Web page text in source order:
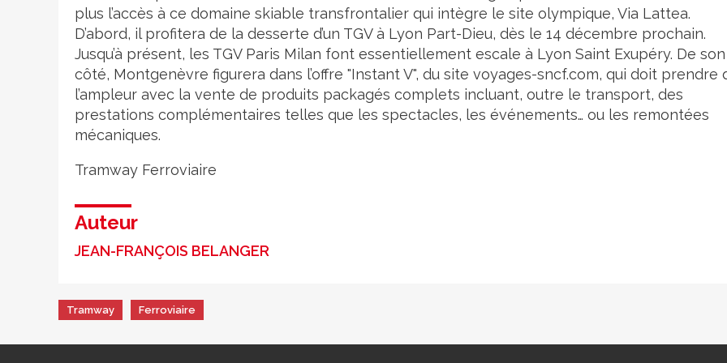
plus l’accès à ce domaine skiable transfrontalier qui intègre le site olympique, Via Lattea.
D’abord, il profitera de la desserte d’un TGV à Lyon Part-Dieu, dès le 14 décembre prochain.
Jusqu’à présent, les TGV Paris Milan font essentiellement escale à Lyon Saint Exupéry. De son
côté, Montgenèvre figurera dans l’offre "Instant V", du site voyages-sncf.com, qui doit prendre
l’ampleur avec la vente de produits packagés complets incluant, outre le transport, des
prestations complémentaires telles que les spectacles, les événements… ou les remontées
mécaniques.
Tramway Ferroviaire
Auteur
JEAN-FRANÇOIS BELANGER
Tramway Ferroviaire